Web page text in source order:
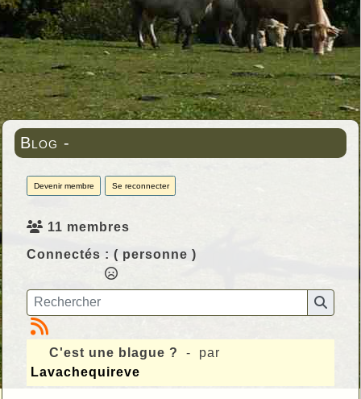
Blog -
Devenir membre Se reconnecter
11 membres
Connectés : ( personne )
C'est une blague ?
- par
Lavachequireve